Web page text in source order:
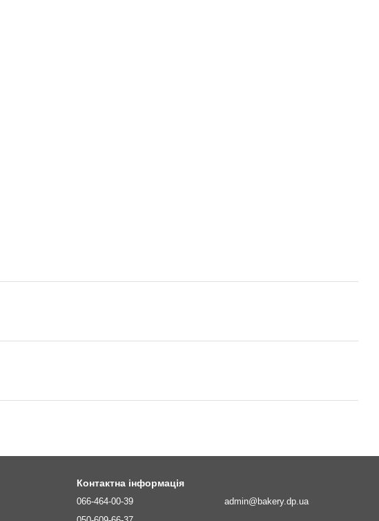
Контактна інформація
066-464-00-39
admin@bakery.dp.ua